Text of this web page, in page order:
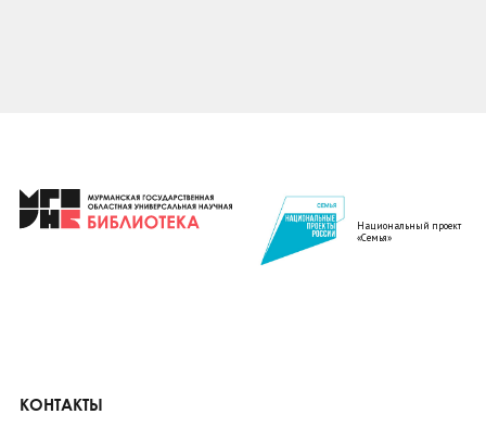
Национальный проект
«Семья»
КОНТАКТЫ